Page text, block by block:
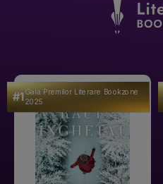
#1Gala Premilor Literare Bookzone
2025